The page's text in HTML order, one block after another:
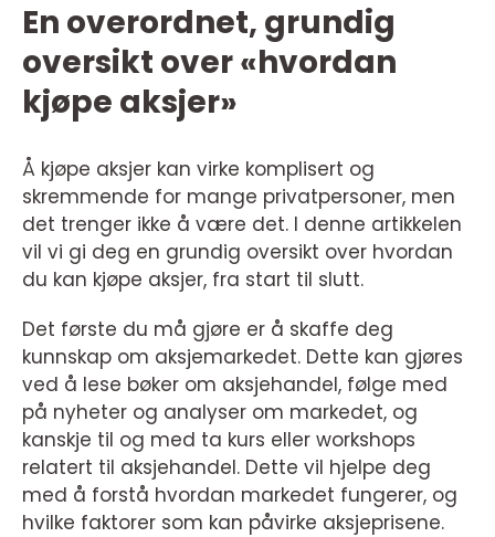
En overordnet, grundig
oversikt over «hvordan
kjøpe aksjer»
Å kjøpe aksjer kan virke komplisert og
skremmende for mange privatpersoner, men
det trenger ikke å være det. I denne artikkelen
vil vi gi deg en grundig oversikt over hvordan
du kan kjøpe aksjer, fra start til slutt.
Det første du må gjøre er å skaffe deg
kunnskap om aksjemarkedet. Dette kan gjøres
ved å lese bøker om aksjehandel, følge med
på nyheter og analyser om markedet, og
kanskje til og med ta kurs eller workshops
relatert til aksjehandel. Dette vil hjelpe deg
med å forstå hvordan markedet fungerer, og
hvilke faktorer som kan påvirke aksjeprisene.